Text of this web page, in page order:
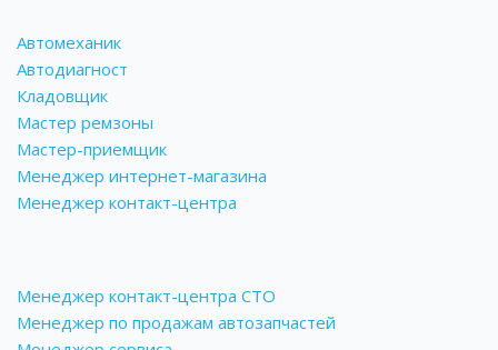
Автомеханик
Автодиагност
Кладовщик
Мастер ремзоны
Мастер-приемщик
Менеджер интернет-магазина
Менеджер контакт-центра
Менеджер контакт-центра СТО
Менеджер по продажам автозапчастей